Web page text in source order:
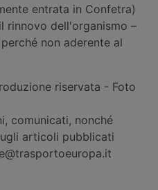
entrata in Confetra)
rinnovo dell'organismo –
non aderente al
riservata - Foto
comunicati, nonché
articoli pubblicati